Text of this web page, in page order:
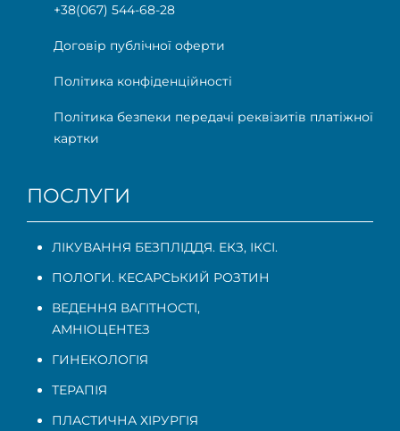
+38(067) 544-68-28
Договір публічної оферти
Політика конфіденційності
Політика безпеки передачі реквізитів платіжної
картки
ПОСЛУГИ
ЛІКУВАННЯ БЕЗПЛІДДЯ. ЕКЗ, ІКСІ.
ПОЛОГИ. КЕСАРСЬКИЙ РОЗТИН
ВЕДЕННЯ ВАГІТНОСТІ,
АМНІОЦЕНТЕЗ
ГИНЕКОЛОГІЯ
ТЕРАПІЯ
ПЛАСТИЧНА ХІРУРГІЯ